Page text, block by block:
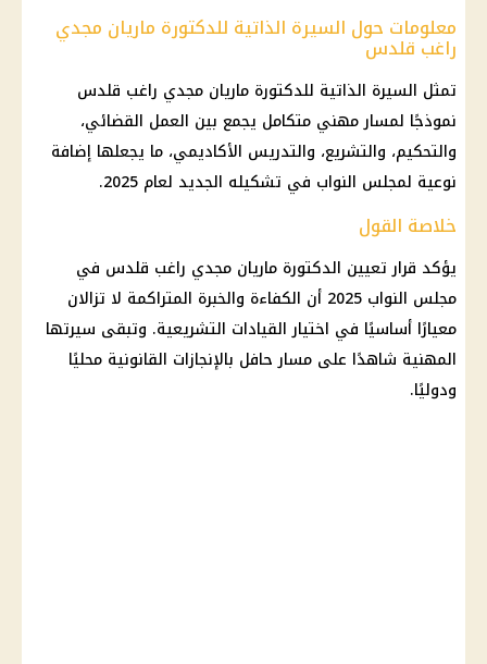
معلومات حول السيرة الذاتية للدكتورة ماريان مجدي
راغب قلدس
تمثل السيرة الذاتية للدكتورة ماريان مجدي راغب قلدس
نموذجًا لمسار مهني متكامل يجمع بين العمل القضائي،
والتحكيم، والتشريع، والتدريس الأكاديمي، ما يجعلها إضافة
نوعية لمجلس النواب في تشكيله الجديد لعام 2025.
خلاصة القول
يؤكد قرارتعيين الدكتورة ماريان مجدي راغب قلدس في
مجلس النواب
2025 أن الكفاءة والخبرة المتراكمة لا تزالان
معيارًا أساسيًا في اختيار القيادات التشريعية. وتبقى سيرتها
المهنية شاهدًا على مسار حافل بالإنجازات القانونية محليًا
ودوليًا.